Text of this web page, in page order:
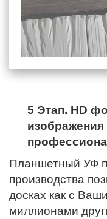
5 Этап. HD
Планшетный УФ
производства
досках как с
миллионами